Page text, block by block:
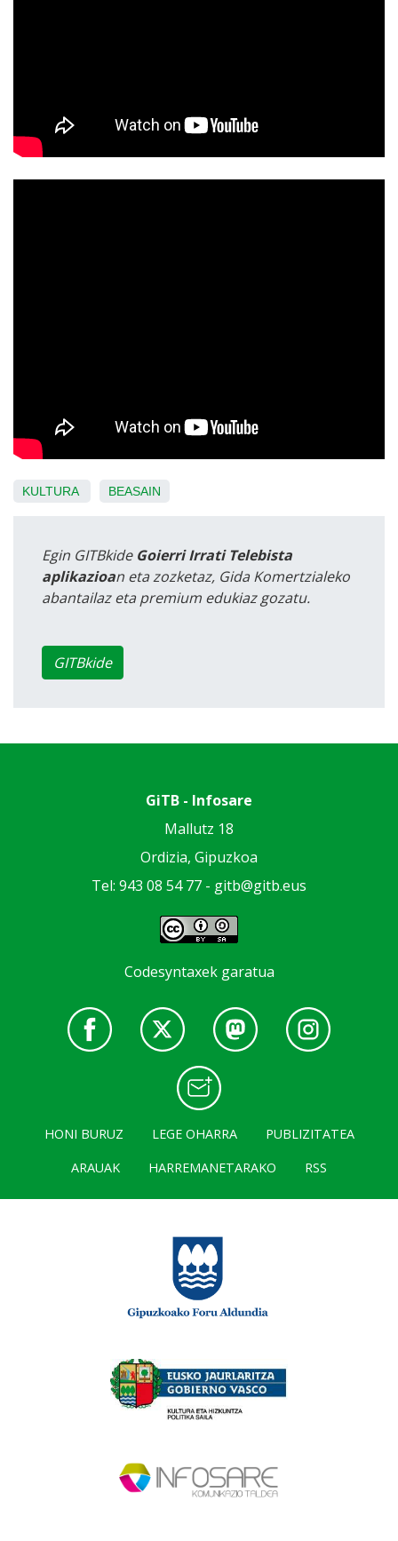
KULTURA BEASAIN
Egin GITBkide Goierri Irrati Telebista
aplikazioan eta zozketaz, Gida Komertzialeko
abantailaz eta premium edukiaz gozatu.
GITBkide
GiTB - Infosare
Mallutz 18
Ordizia, Gipuzkoa
Tel: 943 08 54 77 - gitb@gitb.eus
Codesyntaxek garatua
HONI BURUZ LEGE OHARRA
PUBLIZITATEA
ARAUAK
HARREMANETARAKO RSS